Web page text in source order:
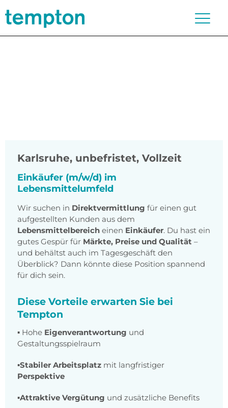
Karlsruhe, unbefristet, Vollzeit
Einkäufer (m/w/d) im
Lebensmittelumfeld
Wir suchen in Direktvermittlung für einen gut
aufgestellten Kunden aus dem
Lebensmittelbereich einen Einkäufer. Du hast ein
gutes Gespür für Märkte, Preise und Qualität –
und behältst auch im Tagesgeschäft den
Überblick? Dann könnte diese Position spannend
für dich sein.
Diese Vorteile erwarten Sie bei
Tempton
▪️ Hohe Eigenverantwortung und
Gestaltungsspielraum
▪️Stabiler Arbeitsplatz mit langfristiger
Perspektive
▪️Attraktive Vergütung und zusätzliche Benefits